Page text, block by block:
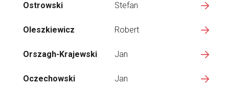
Ostrowski Stefan
Oleszkiewicz Robert
Orszagh-Krajewski Jan
Oczechowski Jan